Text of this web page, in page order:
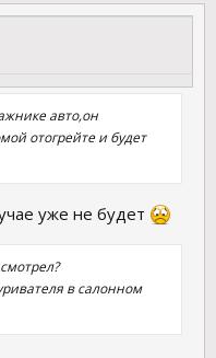
авто,он
отогрейте и будет
уже не будет
в салонном